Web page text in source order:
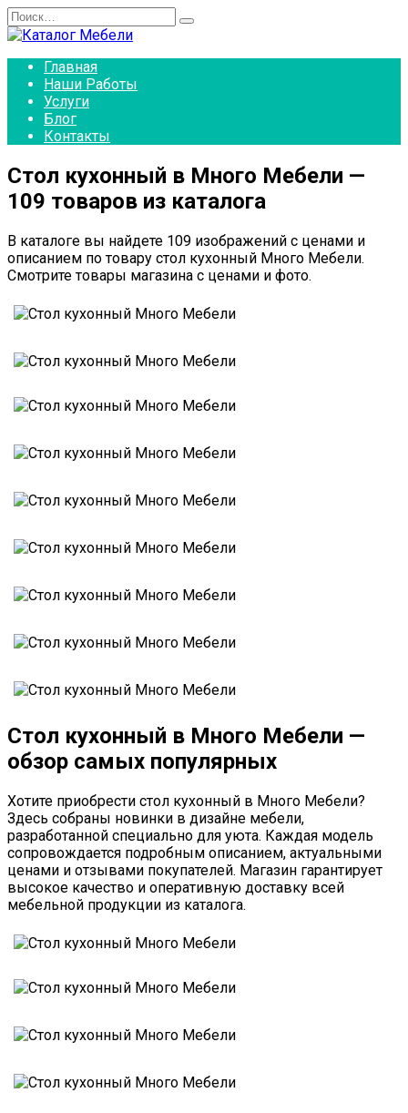
Перейти
к
Search
for:
Главная
Наши Работы
Услуги
Блог
Контакты
Стол кухонный в Много Мебели —
109 товаров из каталога
В каталоге вы найдете 109 изображений с ценами и
описанием по товару стол кухонный Много Мебели.
Смотрите товары магазина с ценами и фото.
Стол кухонный в Много Мебели —
обзор самых популярных
Хотите приобрести стол кухонный в Много Мебели?
Здесь собраны новинки в дизайне мебели,
разработанной специально для уюта. Каждая модель
сопровождается подробным описанием, актуальными
ценами и отзывами покупателей. Магазин гарантирует
высокое качество и оперативную доставку всей
мебельной продукции из каталога.